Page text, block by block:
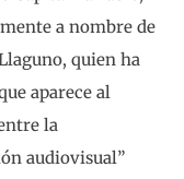
a nombre de
quien ha
aparece al
la
audiovisual”